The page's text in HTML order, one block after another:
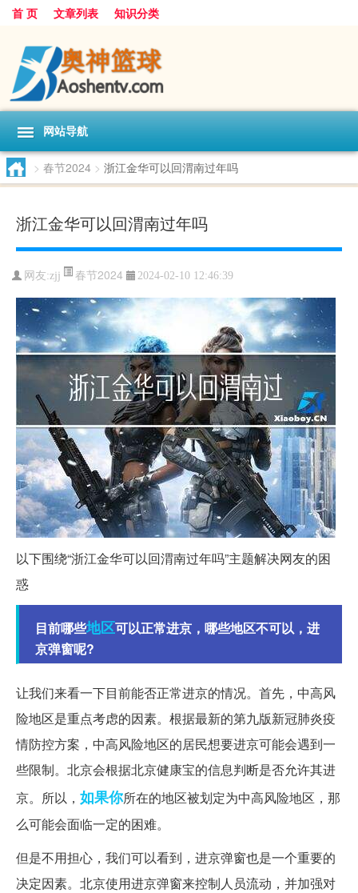
首 页 文章列表 知识分类
网站导航
> 春节2024 > 浙江金华可以回渭南过年吗
浙江金华可以回渭南过年吗
网友:zjj 春节2024 2024-02-10 12:46:39
以下围绕“浙江金华可以回渭南过年吗”主题解决网友的困
惑
目前哪些地区可以正常进京，哪些地区不可以，进
京弹窗呢?
让我们来看一下目前能否正常进京的情况。首先，中高风
险地区是重点考虑的因素。根据最新的第九版新冠肺炎疫
情防控方案，中高风险地区的居民想要进京可能会遇到一
些限制。北京会根据北京健康宝的信息判断是否允许其进
京。所以， 如果你所在的地区被划定为中高风险地区，那
么可能会面临一定的困难。
但是不用担心，我们可以看到，进京弹窗也是一个重要的
决定因素。北京使用进京弹窗来控制人员流动，并加强对